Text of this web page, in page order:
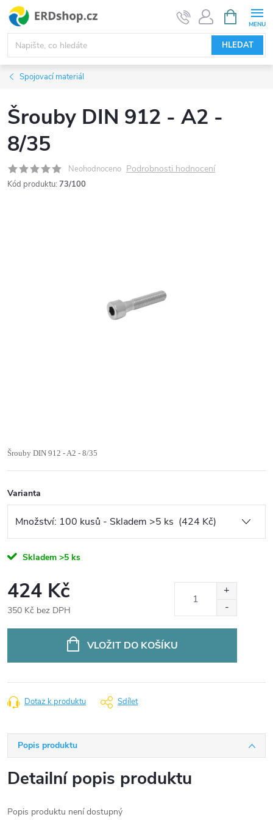
Přejít
obsah
HLEDAT
NÁKUPNÍ
KOŠÍK
Spojovací materiál
Šrouby DIN 912 - A2 -
8/35
Neohodnoceno Podrobnosti hodnocení
Kód produktu: 73/100
Šrouby DIN 912 - A2 - 8/35
Varianta
Skladem >5 ks
424 Kč
350 Kč bez DPH
VLOŽIT DO KOŠÍKU
Dotaz k produktu Sdílet
Popis produktu
Detailní popis produktu
Popis produktu není dostupný